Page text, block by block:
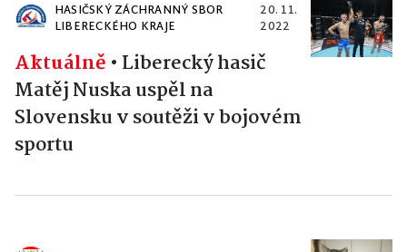
HASIČSKÝ ZÁCHRANNÝ SBOR
LIBERECKÉHO KRAJE
20. 11.
2022
Aktuálně • Liberecký hasič
Matěj Nuska uspěl na
Slovensku v soutěži v bojovém
sportu